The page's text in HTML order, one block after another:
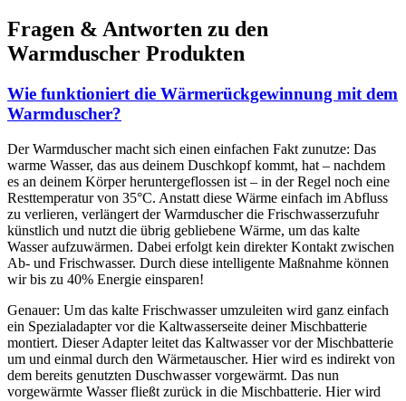
Fragen & Antworten zu den
Warmduscher Produkten
Wie funktioniert die Wärmerückgewinnung mit dem
Warmduscher?
Der Warmduscher macht sich einen einfachen Fakt zunutze: Das
warme Wasser, das aus deinem Duschkopf kommt, hat – nachdem
es an deinem Körper heruntergeflossen ist – in der Regel noch eine
Resttemperatur von 35°C. Anstatt diese Wärme einfach im Abfluss
zu verlieren, verlängert der Warmduscher die Frischwasserzufuhr
künstlich und nutzt die übrig gebliebene Wärme, um das kalte
Wasser aufzuwärmen. Dabei erfolgt kein direkter Kontakt zwischen
Ab- und Frischwasser. Durch diese intelligente Maßnahme können
wir bis zu 40% Energie einsparen!
Genauer: Um das kalte Frischwasser umzuleiten wird ganz einfach
ein Spezialadapter vor die Kaltwasserseite deiner Mischbatterie
montiert. Dieser Adapter leitet das Kaltwasser vor der Mischbatterie
um und einmal durch den Wärmetauscher. Hier wird es indirekt von
dem bereits genutzten Duschwasser vorgewärmt. Das nun
vorgewärmte Wasser fließt zurück in die Mischbatterie. Hier wird